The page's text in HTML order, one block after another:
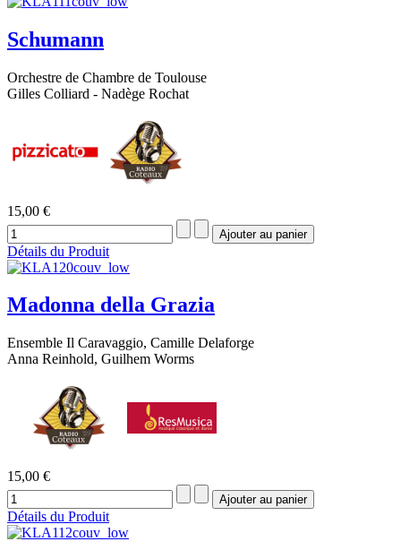
Schumann
Orchestre de Chambre de Toulouse
Gilles Colliard - Nadège Rochat
15,00 €
Détails du Produit
Madonna della Grazia
Ensemble Il Caravaggio, Camille Delaforge
Anna Reinhold, Guilhem Worms
15,00 €
Détails du Produit